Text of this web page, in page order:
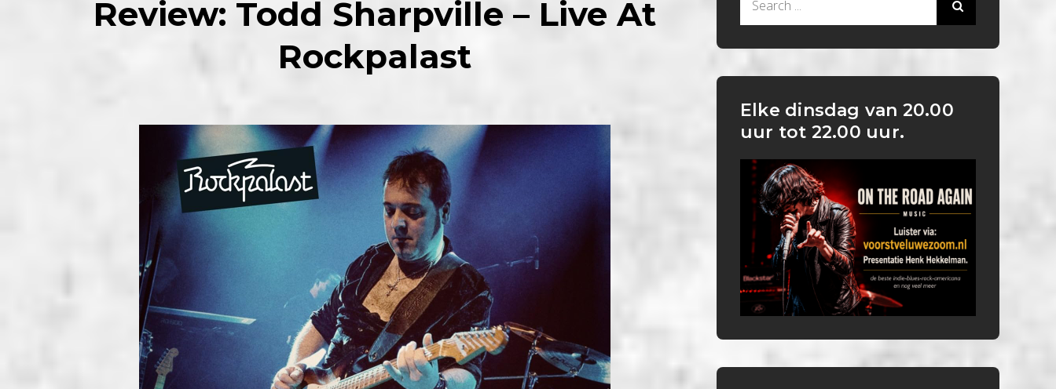
Review: Todd Sharpville – Live At
Rockpalast
Elke dinsdag van 20.00
uur tot 22.00 uur.